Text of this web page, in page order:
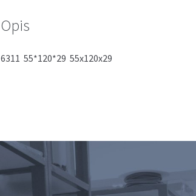
Opis
6311 55*120*29 55x120x29